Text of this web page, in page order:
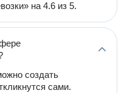
на 4.6 из 5.
создать
сами.